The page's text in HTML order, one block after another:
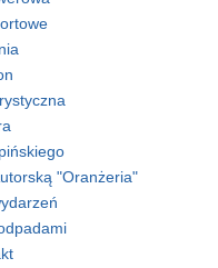
"Oranżeria"